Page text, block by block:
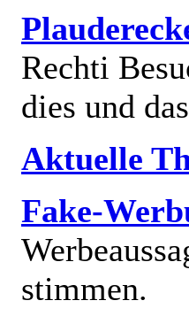
Rechti
dies und das
Aktuelle
Fake-
stimmen.